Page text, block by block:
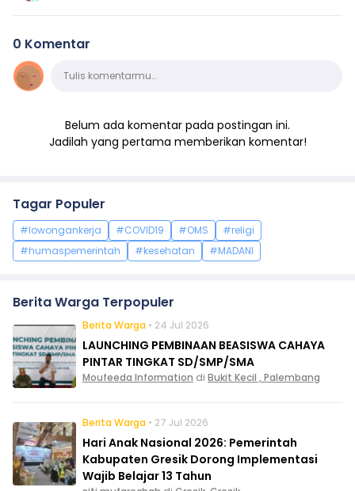
0 Komentar
KomentarTulis komentarmu…
Belum ada komentar pada postingan ini.
Jadilah yang pertama memberikan komentar!
Tagar Populer
#lowongankerja #COVID19 #OMS
#religi
#humaspemerintah
#kesehatan #MADANI
Berita Warga Terpopuler
Berita Warga • 24 Jul 2026
LAUNCHING PEMBINAAN BEASISWA CAHAYA
PINTAR TINGKAT SD/SMP/SMA
Moufeeda Information di Bukit Kecil , Palembang
Berita Warga • 27 Jul 2026
Hari Anak Nasional 2026: Pemerintah
Kabupaten Gresik Dorong Implementasi
Wajib Belajar 13 Tahun